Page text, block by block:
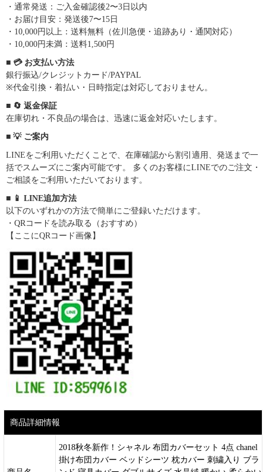
・通常発送：ご入金確認後2〜3日以内
・お届け目安：発送後7〜15日
・10,000円以上：送料無料（佐川急便・追跡あり・通関対応）
・10,000円未満：送料1,500円
■ 💳 お支払い方法
銀行振込/クレジットカード/PAYPAL
※代金引換・着払い・日時指定は対応しておりません。
■ 🔄 返金保証
在庫切れ・不良品の場合は、迅速に返金対応いたします。
■ 💡 ご案内
LINEをご利用いただくことで、在庫確認から割引適用、発送まで一
括でスムーズにご案内可能です。 多くのお客様にLINEでのご注文・
ご相談をご利用いただいております。
■ 📱 LINE追加方法
以下のいずれかの方法で簡単にご登録いただけます。
・QRコードを読み取る（おすすめ）
【ここにQRコード画像】
商品詳細情報
2018秋冬新作！シャネル 布団カバーセット 4点 chanel
掛け布団カバー ベッドシーツ 枕カバー 刺繍入り ブラ